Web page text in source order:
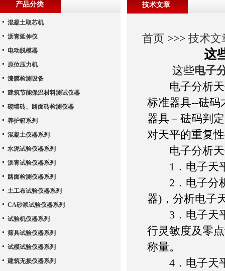
技术文章
首页 >>> 技术文
这
这些电子
电子分析天
标准器具--砝码
器具－砝码判
对天平的重复
电子分析天
1．电子天平
2．电子分析
器)，分析电子
3．电子天平
行灵敏度及零
称量。
4．电子天平
产品分类
混凝土取芯机
沥青延伸仪
电动脱模器
原位压力机
漆膜检测设备
建筑节能保温材料测试仪器
砌墙砖、路面砖检测仪器
养护箱系列
混凝土仪器系列
水泥试验仪器系列
沥青试验仪器系列
路面检测仪器系列
土工布试验仪器系列
CA砂浆试验仪器系列
试验机仪器系列
筛具试验仪器系列
试模试验仪器系列
建筑无损仪器系列